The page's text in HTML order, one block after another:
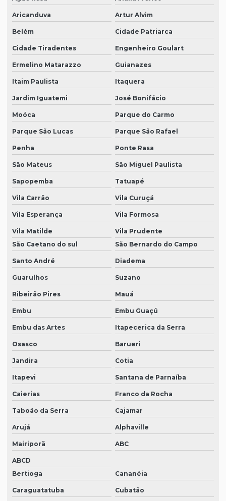
Aricanduva Artur Alvim
Belém Cidade Patriarca
Cidade Tiradentes Engenheiro Goulart
Ermelino Matarazzo Guianazes
Itaim Paulista Itaquera
Jardim Iguatemi José Bonifácio
Moóca Parque do Carmo
Parque São Lucas Parque São Rafael
Penha Ponte Rasa
São Mateus São Miguel Paulista
Sapopemba Tatuapé
Vila Carrão Vila Curuçá
Vila Esperança Vila Formosa
Vila Matilde
Vila Prudente
São Caetano do sul
São Bernardo do Campo
Santo André Diadema
Guarulhos Suzano
Ribeirão Pires Mauá
Embu Embu Guaçú
Embu das Artes Itapecerica da Serra
Osasco Barueri
Jandira Cotia
Itapevi Santana de Parnaíba
Caierias Franco da Rocha
Taboão da Serra Cajamar
Arujá Alphaville
Mairiporã ABC
ABCD
Bertioga
Cananéia
Caraguatatuba Cubatão